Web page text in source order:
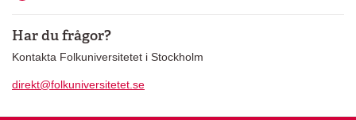
Har du frågor?
Kontakta Folkuniversitetet i Stockholm
direkt@folkuniversitetet.se